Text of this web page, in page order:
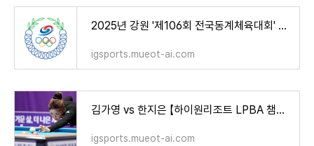
2025년 강원 '제106회 전국동계체육대회' 소개! [동계체전 경기 일정 종목 참가 요강 중계 개최지]
igsports.mueot-ai.com
김가영 vs 한지은 【하이원리조트 LPBA 챔피언십】 16강 경기 결과! [대회 일정 8강 대진표 중계 스
igsports.mueot-ai.com